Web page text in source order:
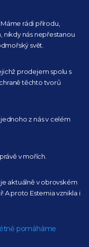
rádi přírodu,
nikdy nás nepřestanou
svět.
prodejem spolu s
těchto tvorů
jednoho z nás v celém
v mořích.
aktuálněv obrovském
A proto Estemia vznikla i
pomáháme